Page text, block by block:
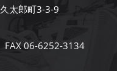
太郎町3-3-9
06-6252-3134